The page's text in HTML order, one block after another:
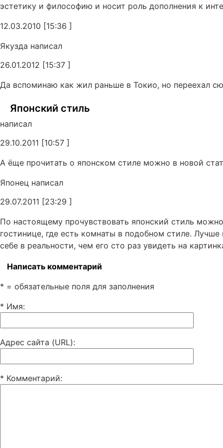
эстетику и философию и носит роль дополнения к
12.03.2010 [15:36 ]
Якузда написал
26.01.2012 [15:37 ]
Да вспоминаю как жил раньше в Токио, но переехал
Японский стиль
написал
29.10.2011 [10:57 ]
А ёще прочитать о японском стиле можно в новой
Японец написал
29.07.2011 [23:29 ]
По настоящему прочувствовать японский стиль
гостинице, где есть комнаты в подобном стиле. Лучше
себе в реальности, чем его сто раз увидеть на
Написать комментарий
* = обязательные поля для заполнения
* Имя:
Адрес сайта (URL):
* Комментарий: